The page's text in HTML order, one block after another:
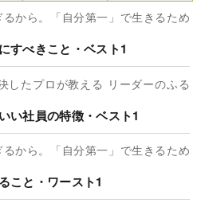
から。「自分第一」で生きるため
すべきこと・ベスト1
したプロが教える リーダーのふる
い社員の特徴・ベスト1
から。「自分第一」で生きるため
こと・ワースト1